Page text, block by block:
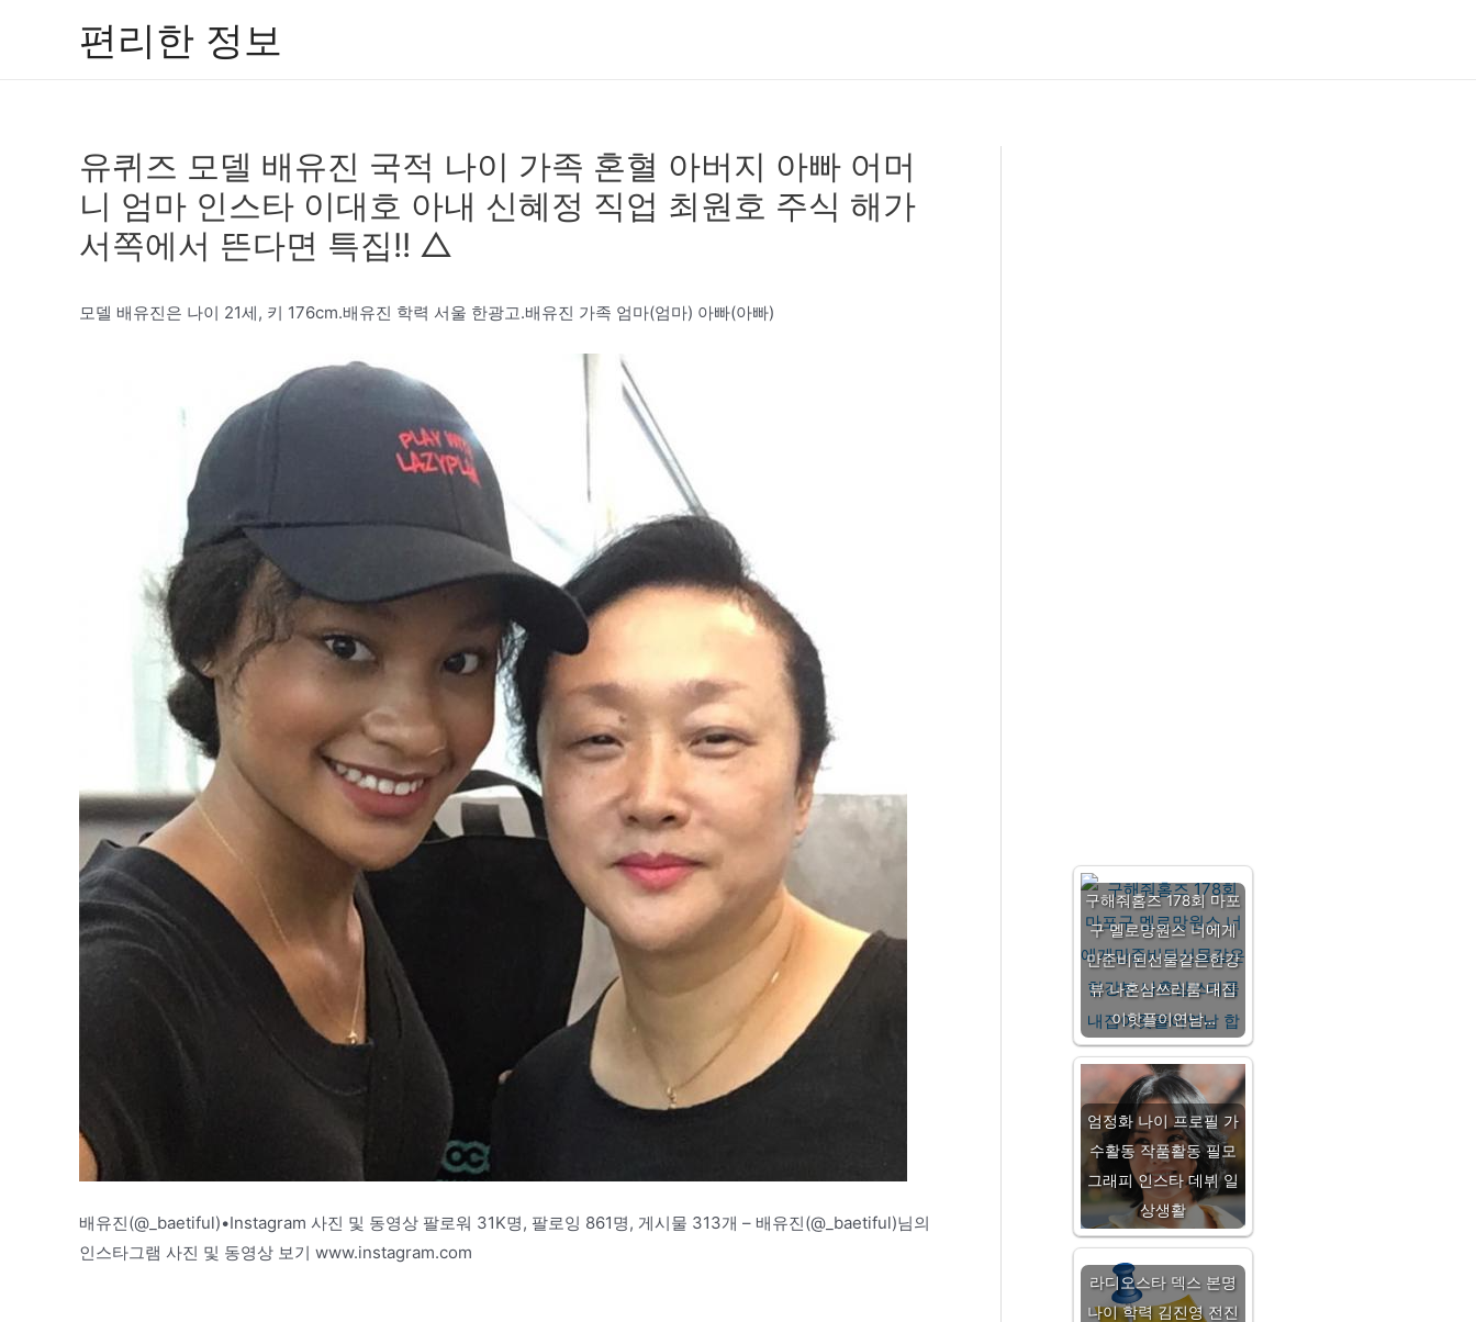
편리한 정보
유퀴즈 모델 배유진 국적 나이 가족 혼혈 아버지 아빠 어머
니 엄마 인스타 이대호 아내 신혜정 직업 최원호 주식 해가
서쪽에서 뜬다면 특집!! △
모델 배유진은 나이 21세, 키 176cm.배유진 학력 서울 한광고.배유진 가족 엄마(엄마) 아빠(아빠)
배유진(@_baetiful)•Instagram 사진 및 동영상 팔로워 31K명, 팔로잉 861명, 게시물 313개 – 배유진(@_baetiful)님의
인스타그램 사진 및 동영상 보기 www.instagram.com
구해줘홈즈 178회 마포
구 멜로망원스 너에게
만준비된선물같은한강
뷰 나혼삼쓰리룸 내집
이핫플이연남…
엄정화 나이 프로필 가
수활동 작품활동 필모
그래피 인스타 데뷔 일
상생활
라디오스타 덱스 본명
나이 학력 김진영 전진